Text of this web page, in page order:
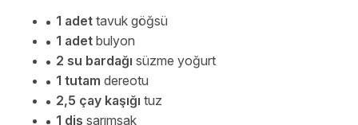
1 adet tavuk göğsü
1 adet bulyon
2 su bardağı süzme yoğurt
1 tutam dereotu
2,5 çay kaşığı tuz
1 diş sarımsak